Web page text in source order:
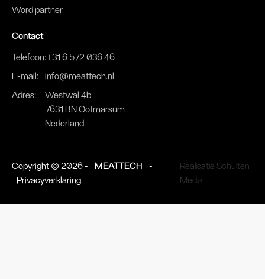
Word partner
Contact
Telefoon:+31 6 572 036 46
E-mail:
info@meattech.nl
Adres:
Westwal 4b
7631 BN Ootmarsum
Nederland
Copyright © 2026 - MEATTECH
-
Privacyverklaring
Realisatie Schulten
Media